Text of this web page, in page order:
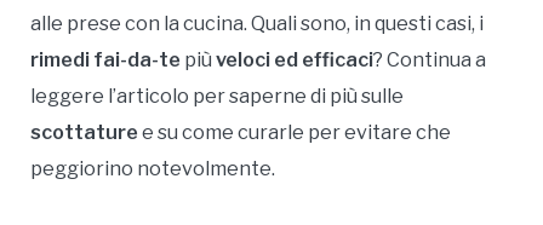
alle prese con la cucina. Quali sono, in questi casi, i
rimedi fai-da-te più veloci ed efficaci? Continua a
leggere l’articolo per saperne di più sulle
scottature e su come curarle per evitare che
peggiorino notevolmente.